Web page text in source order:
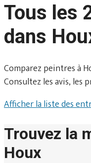
Tous les
dans
Comparez peintres à
Consultez les avis, les
Afficher la liste des
Trouvez la
Houx